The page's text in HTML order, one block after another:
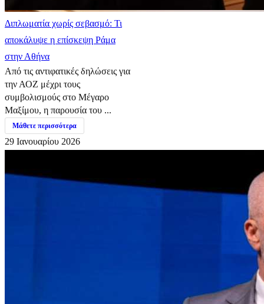
Διπλωματία χωρίς σεβασμό: Τι
αποκάλυψε η επίσκεψη Ράμα
στην Αθήνα
Από τις αντιφατικές δηλώσεις για
την ΑΟΖ μέχρι τους
συμβολισμούς στο Μέγαρο
Μαξίμου, η παρουσία του ...
Μάθετε περισσότερα
29 Ιανουαρίου 2026